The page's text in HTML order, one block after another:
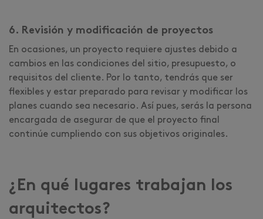
6. Revisión y modificación de proyectos
En ocasiones, un proyecto requiere ajustes debido a
cambios en las condiciones del sitio, presupuesto, o
requisitos del cliente. Por lo tanto, tendrás que ser
flexibles y estar preparado para revisar y modificar los
planes cuando sea necesario. Así pues, serás la persona
encargada de asegurar de que el proyecto final
continúe cumpliendo con sus objetivos originales.
¿En qué lugares trabajan los
arquitectos?